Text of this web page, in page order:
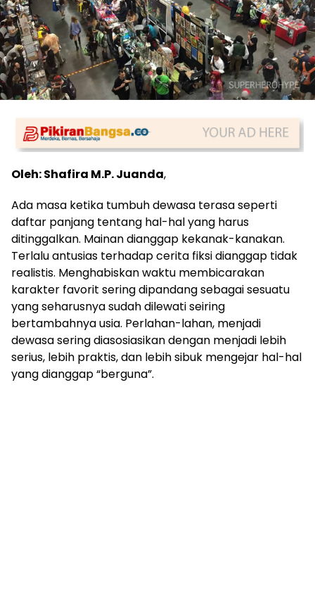
Oleh: Shafira M.P. Juanda,
Ada masa ketika tumbuh dewasa terasa seperti
daftar panjang tentang hal-hal yang harus
ditinggalkan. Mainan dianggap kekanak-kanakan.
Terlalu antusias terhadap cerita fiksi dianggap tidak
realistis. Menghabiskan waktu membicarakan
karakter favorit sering dipandang sebagai sesuatu
yang seharusnya sudah dilewati seiring
bertambahnya usia. Perlahan-lahan, menjadi
dewasa sering diasosiasikan dengan menjadi lebih
serius, lebih praktis, dan lebih sibuk mengejar hal-hal
yang dianggap “berguna”.